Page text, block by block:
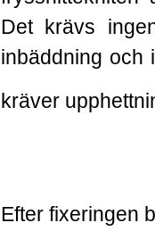
Det krävs
inbäddning och
kräver
Efter fixeringen